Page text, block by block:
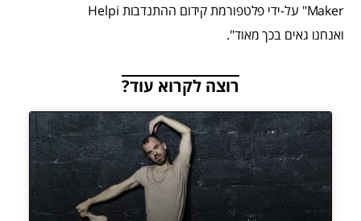
Maker" על-ידי פלטפורמת קידום ההתנדבות Helpi
ואנחנו גאים בכך מאוד".
רוצה לקרוא עוד?